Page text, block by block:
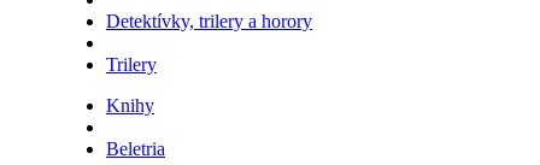
Detektívky, trilery a horory
Trilery
Knihy
Beletria